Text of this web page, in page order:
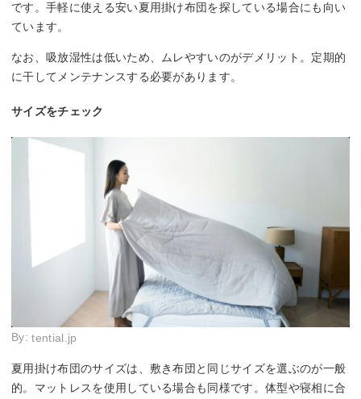
です。手軽に使える安い夏用掛け布団を探している場合にも向い
ています。
なお、吸放湿性は低いため、ムレやすいのがデメリット。定期的
に干してメンテナンスする必要があります。
サイズをチェック
By:tential.jp
夏用掛け布団のサイズは、敷き布団と同じサイズを選ぶのが一般
的。マットレスを使用している場合も同様です。体型や寝相に合